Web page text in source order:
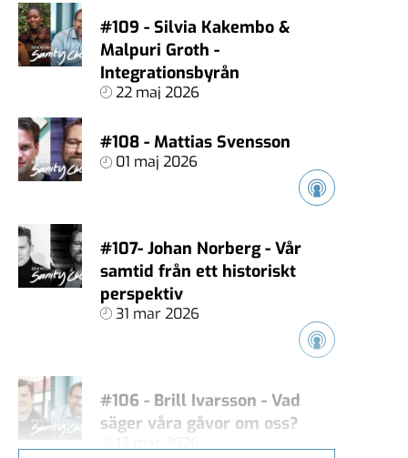
#109 - Silvia Kakembo &
Malpuri Groth -
Integrationsbyrån
22 maj 2026
#108 - Mattias Svensson
01 maj 2026
#107- Johan Norberg - Vår
samtid från ett historiskt
perspektiv
31 mar 2026
#106 - Brill Ivarsson - Vad
säger våra gåvor om oss?